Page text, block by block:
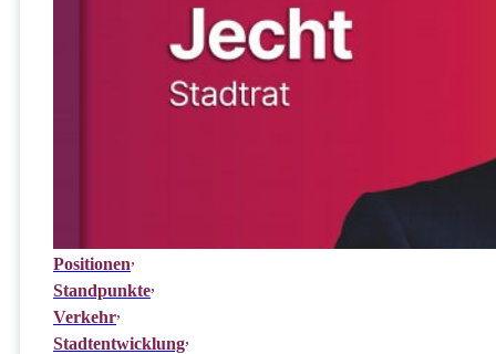
Positionen
Standpunkte
Verkehr
Stadtentwicklung